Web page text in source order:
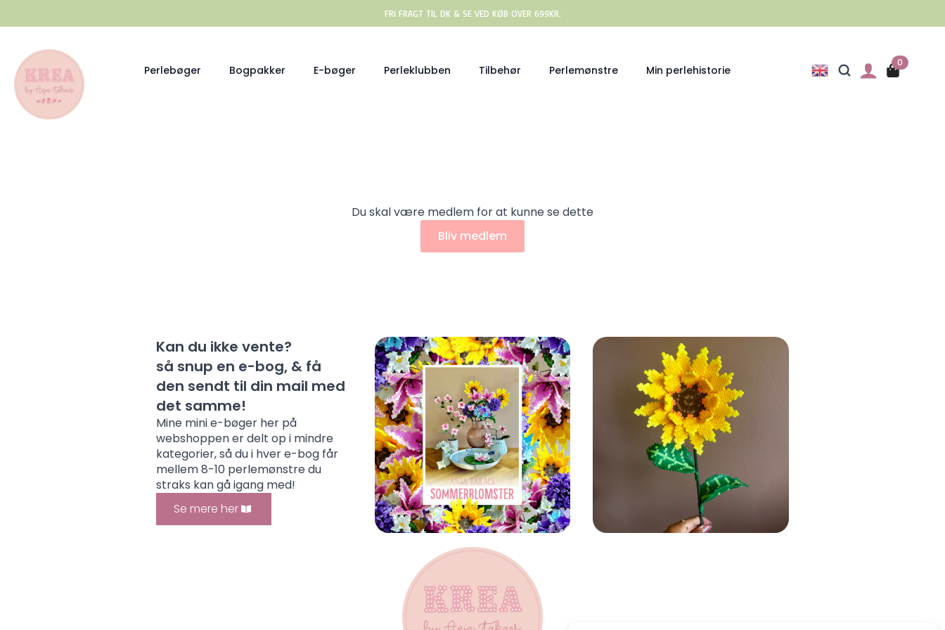
FRI FRAGT TIL DK & SE VED KØB OVER 699KR.
Perlebøger Bogpakker E-bøger Perleklubben Tilbehør Perlemønstre Min perlehistorie
0
Du skal være medlem for at kunne se dette
Bliv medlem
Kan du ikke vente?
så snup en e-bog, & få
den sendt til din mail med
det samme!
Mine mini e-bøger her på
webshoppen er delt op i mindre
kategorier, så du i hver e-bog får
mellem 8-10 perlemønstre du
straks kan gå igang med!
Se mere her